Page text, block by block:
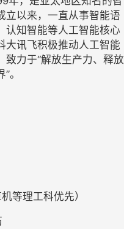
立以来，一直从事智能语
认知智能等人工智能核心
大讯飞积极推动人工智能
致力于“解放生产力、释放
。
等理工科优先）